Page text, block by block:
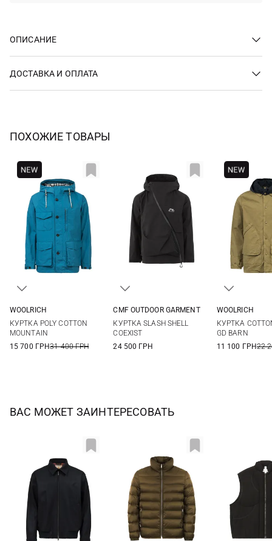
ОПИСАНИЕ
ДОСТАВКА И ОПЛАТА
ПОХОЖИЕ ТОВАРЫ
WOOLRICH
КУРТКА POLY COTTON
MOUNTAIN
15 700 ГРН31 400 ГРН
CMF OUTDOOR GARMENT
КУРТКА SLASH SHELL
COEXIST
24 500 ГРН
WOOLRICH
КУРТКА
GD BARN
11 100 ГРН22
ВАС МОЖЕТ ЗАИНТЕРЕСОВАТЬ